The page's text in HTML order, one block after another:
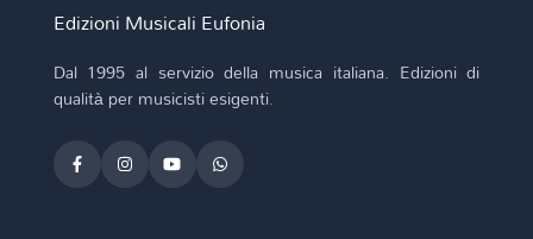
Edizioni Musicali Eufonia
Dal 1995 al servizio della musica italiana. Edizioni di
qualità per musicisti esigenti.